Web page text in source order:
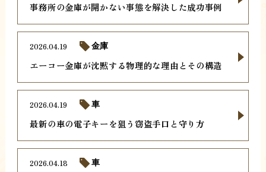
事務所の金庫が開かない事態を解決した成功事例
エーコー金庫が沈黙する物理的な理由とその構造
2026.04.19 金庫
最新の車の電子キーを狙う窃盗手口と守り方
2026.04.19 車
2026.04.18 車